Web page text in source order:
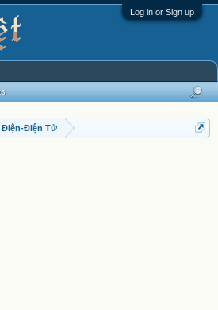
Log in or Sign up
Điện-Điện Tử